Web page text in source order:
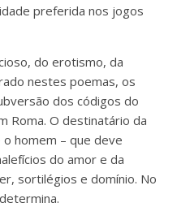
preferida nos jogos
do erotismo, da
nestes poemas, os
dos códigos do
Roma. O destinatário da
homem – que deve
do amor e da
sortilégios e domínio. No